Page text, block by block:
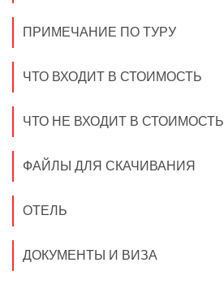
ПРИМЕЧАНИЕ ПО ТУРУ
ЧТО ВХОДИТ В СТОИМОСТЬ
ЧТО НЕ ВХОДИТ В СТОИМОСТЬ
ФАЙЛЫ ДЛЯ СКАЧИВАНИЯ
ОТЕЛЬ
ДОКУМЕНТЫ И ВИЗА